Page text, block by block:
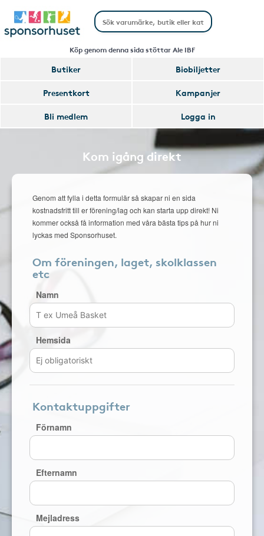
Köp genom denna sida stöttar Ale IBF
Butiker
Biobiljetter
Presentkort
Kampanjer
Bli medlem
Logga in
Kom igång direkt
Genom att fylla i detta formulär så skapar ni en sida
kostnadsfritt till er förening/lag och kan starta upp direkt! Ni
kommer också få information med våra bästa tips på hur ni
lyckas med Sponsorhuset.
Om föreningen, laget, skolklassen
etc
Namn
Hemsida
Kontaktuppgifter
Förnamn
Efternamn
Mejladress